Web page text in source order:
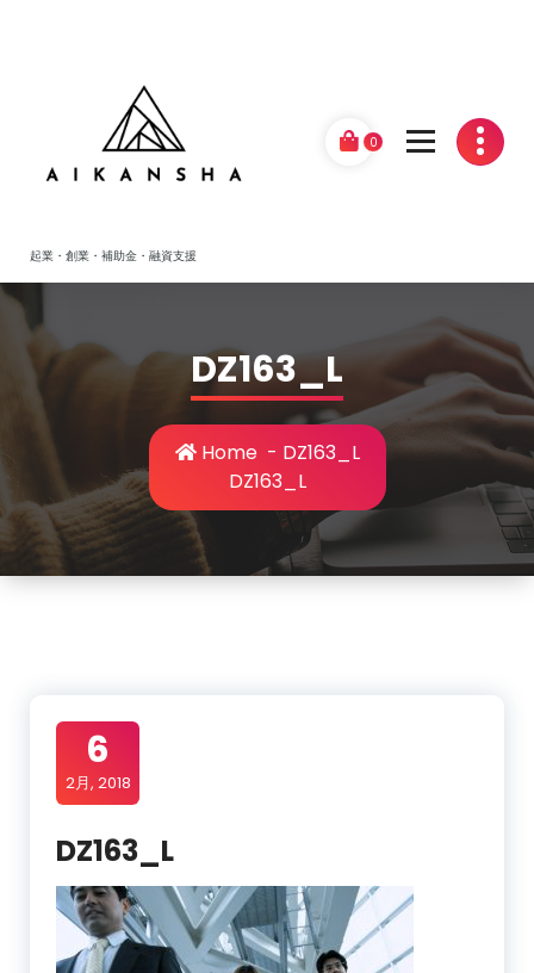
起業・創業・補助金・融資支援
0
DZ163_L
Home- DZ163_L
DZ163_L
6
2月, 2018
DZ163_L